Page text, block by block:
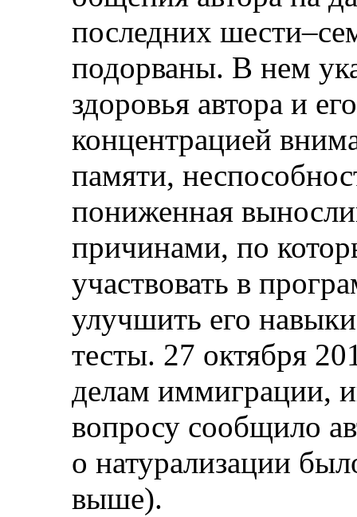
последних
подорваны. В нем
здоровья автора и
концентрацией
памяти,
пониженная
причинами, по
участвовать в
улучшить его
тесты. 27 октября
делам иммиграции,
вопросу сообщило
о натурализации
выше).